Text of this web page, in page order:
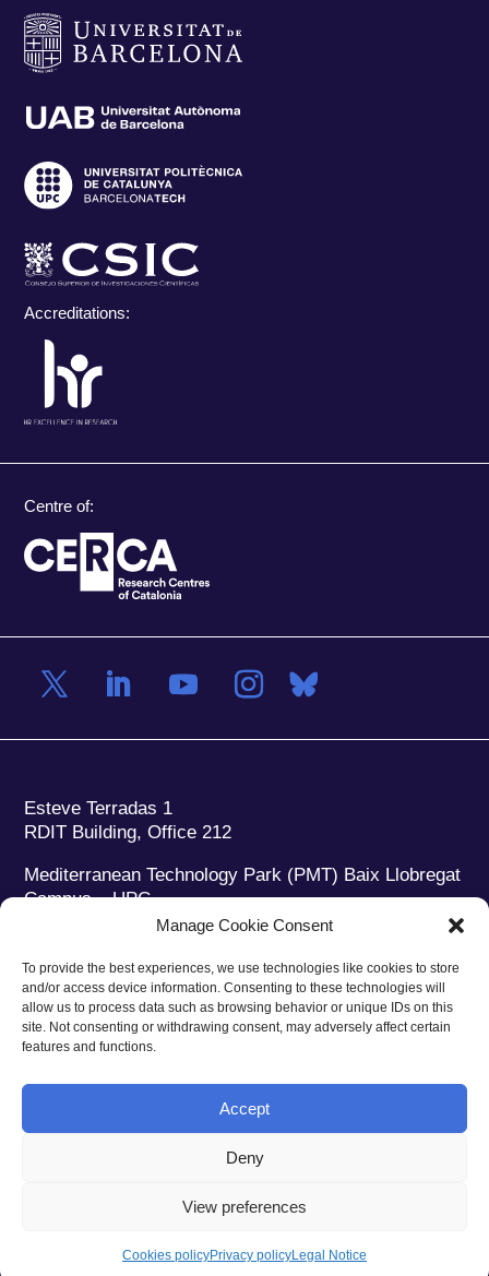
Manage Cookie Consent
To provide the best experiences, we use technologies like cookies to store
and/or access device information. Consenting to these technologies will
allow us to process data such as browsing behavior or unique IDs on this
site. Not consenting or withdrawing consent, may adversely affect certain
features and functions.
Accept
Deny
View preferences
Cookies policyPrivacy policyLegal Notice
Accreditations:
Centre of:
Esteve Terradas 1
RDIT Building, Office 212
Mediterranean Technology Park (PMT) Baix Llobregat
Campus – UPC
08860 Castelldefels (Barcelona)
Phone: +34 93 280 2088
Fax:+34 93 280 6395
E-mail:ieec@ieec.cat
CONTACT